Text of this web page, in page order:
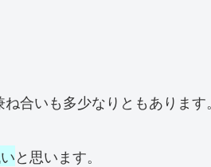
合いも多少なりともあります。
と思います。